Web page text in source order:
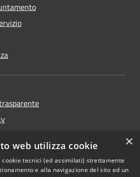
×
web utilizza cookie
tecnici (ed assimilati) strettamente
e alla navigazione del sito ed un